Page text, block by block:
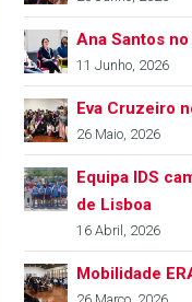
Ana Santos no
11 Junho, 2026
Eva Cruzeiro
26 Maio, 2026
Equipa IDS
de Lisboa
16 Abril, 2026
Mobilidade
26 Março, 2026